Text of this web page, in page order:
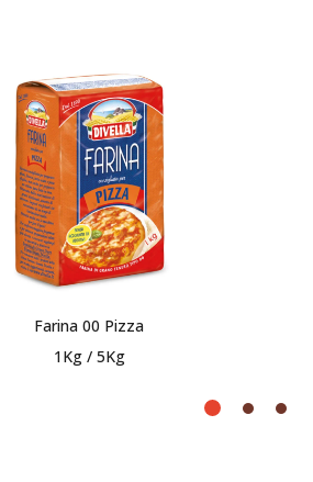
Farina 00 Pizza
1Kg / 5Kg